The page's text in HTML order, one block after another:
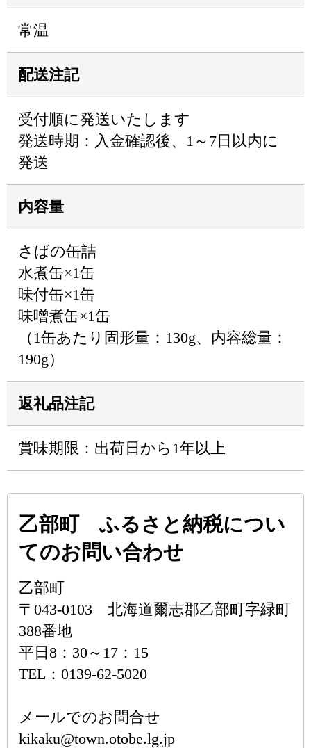
常温
配送注記
受付順に発送いたします
発送時期：入金確認後、1～7日以内に
発送
内容量
さばの缶詰
水煮缶×1缶
味付缶×1缶
味噌煮缶×1缶
（1缶あたり固形量：130g、内容総量：
190g）
返礼品注記
賞味期限：出荷日から1年以上
乙部町 ふるさと納税につい
てのお問い合わせ
乙部町
〒043-0103 北海道爾志郡乙部町字緑町
388番地
平日8：30～17：15
TEL：0139-62-5020
メールでのお問合せ
kikaku@town.otobe.lg.jp